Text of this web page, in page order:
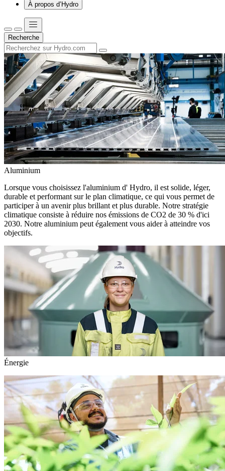
À propos d’Hydro
Recherche
Aluminium
Lorsque vous choisissez l'aluminium d' Hydro, il est solide, léger,
durable et performant sur le plan climatique, ce qui vous permet de
participer à un avenir plus brillant et plus durable. Notre stratégie
climatique consiste à réduire nos émissions de CO2 de 30 % d'ici
2030. Notre aluminium peut également vous aider à atteindre vos
objectifs.
Énergie